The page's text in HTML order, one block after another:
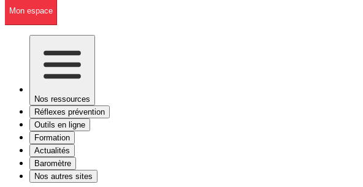
Mon espace
Nos ressources
Réflexes prévention
Outils en ligne
Formation
Actualités
Baromètre
Nos autres sites